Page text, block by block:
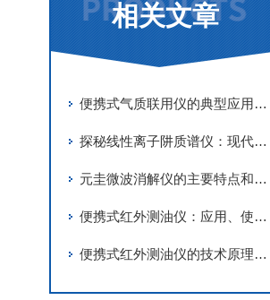
相关文章
便携式气质联用仪的典型应用场景有哪些？
探秘线性离子阱质谱仪：现代化学分析的新篇章
元圭微波消解仪的主要特点和常用的试剂说明
便携式红外测油仪：应用、使用和维护
便携式红外测油仪的技术原理和特点优势